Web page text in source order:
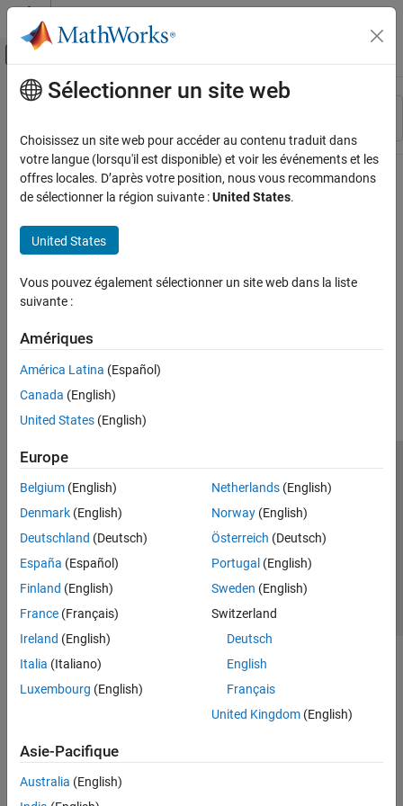
Passer au contenu
Activer/désactiver l'affichage du menu
Ressource
Contenu principal
Sélectionner un site web
Choisissez un site web pour accéder au contenu traduit dans
votre langue (lorsqu'il est disponible) et voir les événements et les
offres locales. D’après votre position, nous vous recommandons
de sélectionner la région suivante :United States.
United States
Vous pouvez également sélectionner un site web dans la liste
suivante :
Amériques
América Latina (Español)
Canada (English)
United States (English)
Europe
Belgium (English)
Denmark (English)
Deutschland (Deutsch)
España (Español)
Finland (English)
France (Français)
Ireland (English)
Italia (Italiano)
Luxembourg (English)
Netherlands(English)
Norway(English)
Österreich (Deutsch)
Portugal (English)
Sweden (English)
Switzerland
Deutsch
English
Français
United Kingdom(English)
Asie-Pacifique
Australia (English)
Lutte anti-piratage
Contacts locaux
© 1994-2026 The MathWorks, Inc.